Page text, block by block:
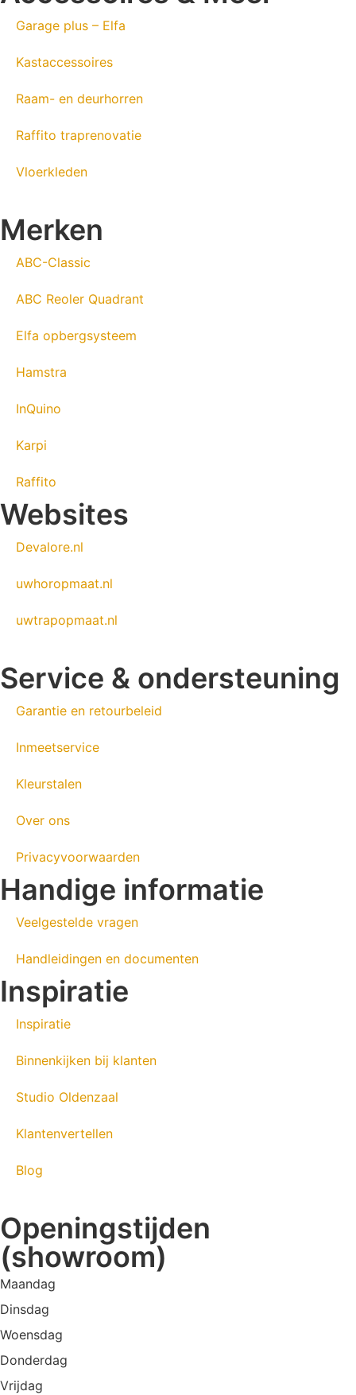
Garage plus – Elfa
Kastaccessoires
Raam- en deurhorren
Raffito traprenovatie
Vloerkleden
Merken
ABC-Classic
ABC Reoler Quadrant
Elfa opbergsysteem
Hamstra
InQuino
Karpi
Raffito
Websites
Devalore.nl
uwhoropmaat.nl
uwtrapopmaat.nl
Service & ondersteuning
Garantie en retourbeleid
Inmeetservice
Kleurstalen
Over ons
Privacyvoorwaarden
Handige informatie
Veelgestelde vragen
Handleidingen en documenten
Inspiratie
Inspiratie
Binnenkijken bij klanten
Studio Oldenzaal
Klantenvertellen
Blog
Openingstijden
(showroom)
Maandag
Dinsdag
Woensdag
Donderdag
Vrijdag